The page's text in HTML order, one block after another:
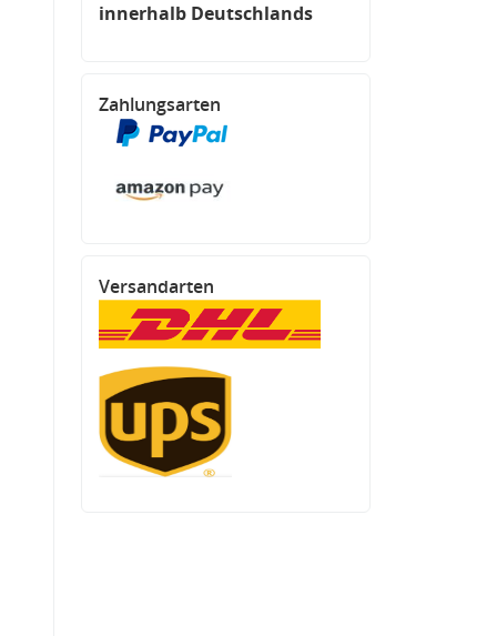
innerhalb Deutschlands
Zahlungsarten
Versandarten